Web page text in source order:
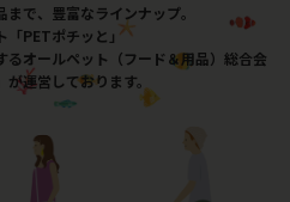
で、豊富なラインナップ。
「PETポチッと」
オールペット（フード＆用品）総合会
運営しております。